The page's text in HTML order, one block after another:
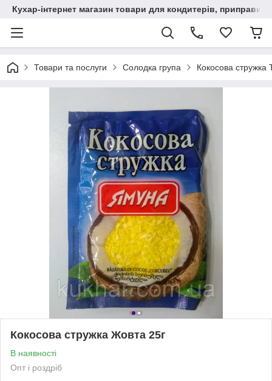
Кухар-інтернет магазин товари для кондитерів, приправи,
Товари та послуги Солодка група Кокосова
Кокосова стружка Жовта 25г
В наявності
Опт і роздріб